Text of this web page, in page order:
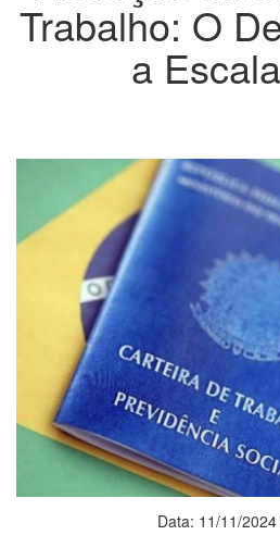
Trabalho: O
a
Data: 11/11/